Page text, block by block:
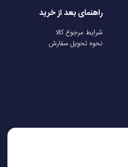
راهنمای بعد از خرید
شرایط مرجوع کالا
نحوه تحویل سفارش